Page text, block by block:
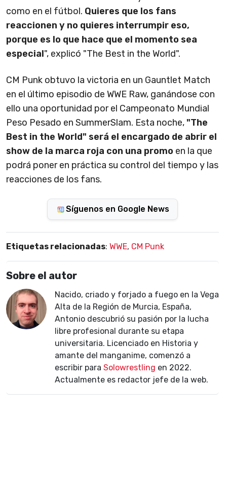
como en el fútbol. Quieres que los fans
reaccionen y no quieres interrumpir eso,
porque es lo que hace que el momento sea
especial", explicó "The Best in the World".
CM Punk obtuvo la victoria en un Gauntlet Match
en el último episodio de WWE Raw, ganándose con
ello una oportunidad por el Campeonato Mundial
Peso Pesado en SummerSlam. Esta noche,"The
Best in the World" será el encargado de abrir el
show de la marca roja con una promo en la que
podrá poner en práctica su control del tiempo y las
reacciones de los fans.
Síguenos en Google News
Etiquetas relacionadas: WWE, CM Punk
Sobre el autor
Nacido, criado y forjado a fuego en la Vega
Alta de la Región de Murcia, España,
Antonio descubrió su pasión por la lucha
libre profesional durante su etapa
universitaria. Licenciado en Historia y
amante del manganime, comenzó a
escribir para Solowrestling en 2022.
Actualmente es redactor jefe de la web.